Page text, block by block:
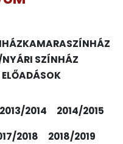
KAMARASZÍNHÁZ
SZÍNHÁZ
2013/2014
2014/2015
2018
2018/2019